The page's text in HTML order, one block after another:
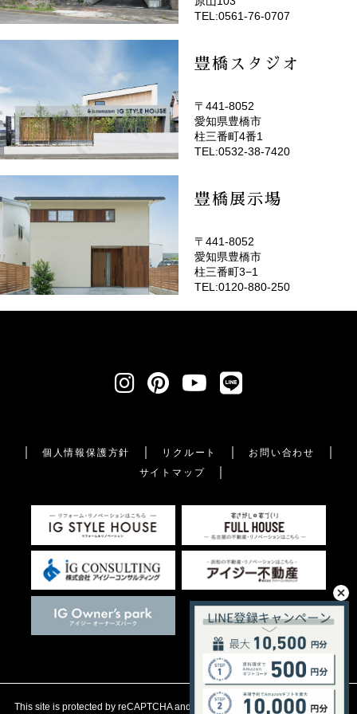
TEL:0561-76-0707
豊橋スタジオ
(EMOTOP豊橋)
〒441-8052
愛知県豊橋市
柱三番町4番1
TEL:0532-38-7420
豊橋展示場
〒441-8052
愛知県豊橋市
柱三番町3−1
TEL:0120-880-250
個人情報保護方針 リクルート
お問い合わせ
サイトマップ
This site is protected by reCAPTCHA and the Google